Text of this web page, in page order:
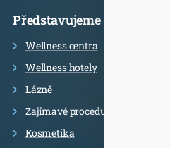
Představujeme
Wellness centra
Wellness hotely
Lázně
Zajímavé procedury
Kosmetika